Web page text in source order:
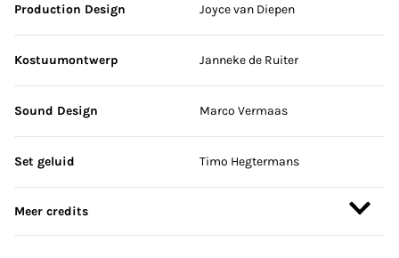
Production Design Joyce van Diepen
Kostuumontwerp Janneke de Ruiter
Sound Design Marco Vermaas
Set geluid Timo Hegtermans
Meer credits